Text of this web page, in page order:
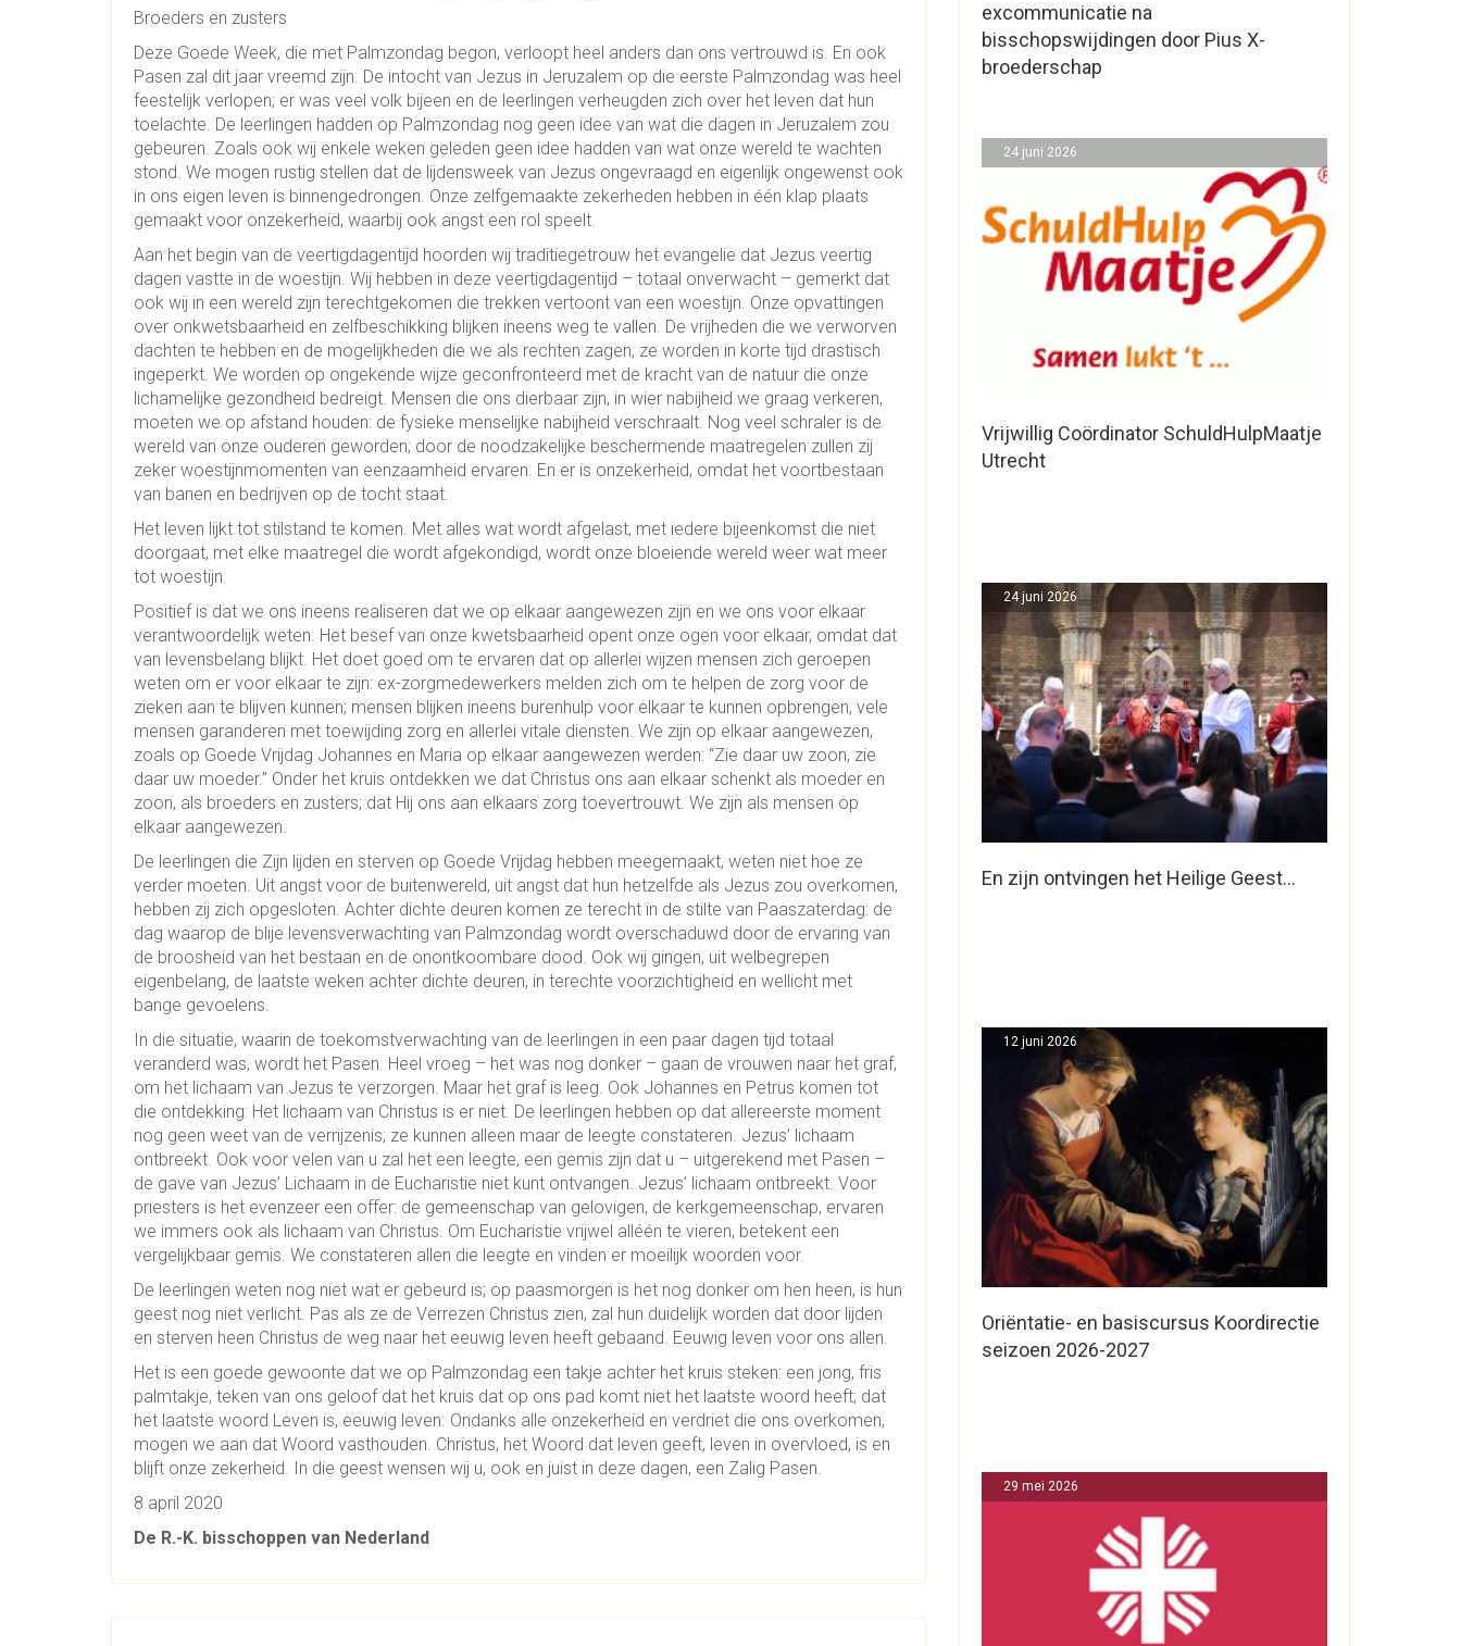
Broeders en zusters
Deze Goede Week, die met Palmzondag begon, verloopt heel anders dan ons vertrouwd is. En ook
Pasen zal dit jaar vreemd zijn. De intocht van Jezus in Jeruzalem op die eerste Palmzondag was heel
feestelijk verlopen; er was veel volk bijeen en de leerlingen verheugden zich over het leven dat hun
toelachte. De leerlingen hadden op Palmzondag nog geen idee van wat die dagen in Jeruzalem zou
gebeuren. Zoals ook wij enkele weken geleden geen idee hadden van wat onze wereld te wachten
stond. We mogen rustig stellen dat de lijdensweek van Jezus ongevraagd en eigenlijk ongewenst ook
in ons eigen leven is binnengedrongen. Onze zelfgemaakte zekerheden hebben in één klap plaats
gemaakt voor onzekerheid, waarbij ook angst een rol speelt.
Aan het begin van de veertigdagentijd hoorden wij traditiegetrouw het evangelie dat Jezus veertig
dagen vastte in de woestijn. Wij hebben in deze veertigdagentijd – totaal onverwacht – gemerkt dat
ook wij in een wereld zijn terechtgekomen die trekken vertoont van een woestijn. Onze opvattingen
over onkwetsbaarheid en zelfbeschikking blijken ineens weg te vallen. De vrijheden die we verworven
dachten te hebben en de mogelijkheden die we als rechten zagen, ze worden in korte tijd drastisch
ingeperkt. We worden op ongekende wijze geconfronteerd met de kracht van de natuur die onze
lichamelijke gezondheid bedreigt. Mensen die ons dierbaar zijn, in wier nabijheid we graag verkeren,
moeten we op afstand houden: de fysieke menselijke nabijheid verschraalt. Nog veel schraler is de
wereld van onze ouderen geworden; door de noodzakelijke beschermende maatregelen zullen zij
zeker woestijnmomenten van eenzaamheid ervaren. En er is onzekerheid, omdat het voortbestaan
van banen en bedrijven op de tocht staat.
Het leven lijkt tot stilstand te komen. Met alles wat wordt afgelast, met iedere bijeenkomst die niet
doorgaat, met elke maatregel die wordt afgekondigd, wordt onze bloeiende wereld weer wat meer
tot woestijn.
Positief is dat we ons ineens realiseren dat we op elkaar aangewezen zijn en we ons voor elkaar
verantwoordelijk weten. Het besef van onze kwetsbaarheid opent onze ogen voor elkaar, omdat dat
van levensbelang blijkt. Het doet goed om te ervaren dat op allerlei wijzen mensen zich geroepen
weten om er voor elkaar te zijn: ex-zorgmedewerkers melden zich om te helpen de zorg voor de
zieken aan te blijven kunnen; mensen blijken ineens burenhulp voor elkaar te kunnen opbrengen, vele
mensen garanderen met toewijding zorg en allerlei vitale diensten. We zijn op elkaar aangewezen,
zoals op Goede Vrijdag Johannes en Maria op elkaar aangewezen werden: “Zie daar uw zoon, zie
daar uw moeder.” Onder het kruis ontdekken we dat Christus ons aan elkaar schenkt als moeder en
zoon, als broeders en zusters; dat Hij ons aan elkaars zorg toevertrouwt. We zijn als mensen op
elkaar aangewezen.
De leerlingen die Zijn lijden en sterven op Goede Vrijdag hebben meegemaakt, weten niet hoe ze
verder moeten. Uit angst voor de buitenwereld, uit angst dat hun hetzelfde als Jezus zou overkomen,
hebben zij zich opgesloten. Achter dichte deuren komen ze terecht in de stilte van Paaszaterdag: de
dag waarop de blije levensverwachting van Palmzondag wordt overschaduwd door de ervaring van
de broosheid van het bestaan en de onontkoombare dood. Ook wij gingen, uit welbegrepen
eigenbelang, de laatste weken achter dichte deuren, in terechte voorzichtigheid en wellicht met
bange gevoelens.
In die situatie, waarin de toekomstverwachting van de leerlingen in een paar dagen tijd totaal
veranderd was, wordt het Pasen. Heel vroeg – het was nog donker – gaan de vrouwen naar het graf,
om het lichaam van Jezus te verzorgen. Maar het graf is leeg. Ook Johannes en Petrus komen tot
die ontdekking: Het lichaam van Christus is er niet. De leerlingen hebben op dat allereerste moment
nog geen weet van de verrijzenis; ze kunnen alleen maar de leegte constateren. Jezus’ lichaam
ontbreekt. Ook voor velen van u zal het een leegte, een gemis zijn dat u – uitgerekend met Pasen –
de gave van Jezus’ Lichaam in de Eucharistie niet kunt ontvangen. Jezus’ lichaam ontbreekt. Voor
priesters is het evenzeer een offer: de gemeenschap van gelovigen, de kerkgemeenschap, ervaren
we immers ook als lichaam van Christus. Om Eucharistie vrijwel alléén te vieren, betekent een
vergelijkbaar gemis. We constateren allen die leegte en vinden er moeilijk woorden voor.
De leerlingen weten nog niet wat er gebeurd is; op paasmorgen is het nog donker om hen heen, is hun
geest nog niet verlicht. Pas als ze de Verrezen Christus zien, zal hun duidelijk worden dat door lijden
en sterven heen Christus de weg naar het eeuwig leven heeft gebaand. Eeuwig leven voor ons allen.
Het is een goede gewoonte dat we op Palmzondag een takje achter het kruis steken: een jong, fris
palmtakje, teken van ons geloof dat het kruis dat op ons pad komt niet het laatste woord heeft; dat
het laatste woord Leven is, eeuwig leven. Ondanks alle onzekerheid en verdriet die ons overkomen,
mogen we aan dat Woord vasthouden. Christus, het Woord dat leven geeft, leven in overvloed, is en
blijft onze zekerheid. In die geest wensen wij u, ook en juist in deze dagen, een Zalig Pasen.
8 april 2020
De R.-K. bisschoppen van Nederland
excommunicatie na
bisschopswijdingen door Pius X-
broederschap
Vrijwillig Coördinator SchuldHulpMaatje
Utrecht
24 juni 2026
En zijn ontvingen het Heilige Geest…
24 juni 2026
Oriëntatie- en basiscursus Koordirectie
seizoen 2026-2027
12 juni 2026
29 mei 2026